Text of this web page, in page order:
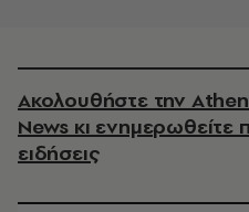
Ακολουθήστε την
News κι ενημερωθείτε
ειδήσεις